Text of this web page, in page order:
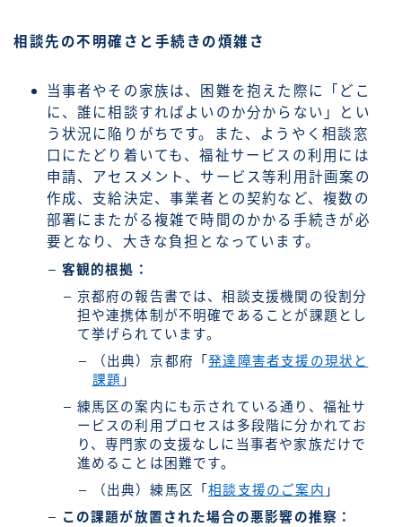
相談先の不明確さと手続きの煩雑さ
当事者やその家族は、困難を抱えた際に「どこ
に、誰に相談すればよいのか分からない」とい
う状況に陥りがちです。また、ようやく相談窓
口にたどり着いても、福祉サービスの利用には
申請、アセスメント、サービス等利用計画案の
作成、支給決定、事業者との契約など、複数の
部署にまたがる複雑で時間のかかる手続きが必
要となり、大きな負担となっています。
客観的根拠：
京都府の報告書では、相談支援機関の役割分
担や連携体制が不明確であることが課題とし
て挙げられています。
（出典）京都府「発達障害者支援の現状と
課題 」
練馬区の案内にも示されている通り、福祉サ
ービスの利用プロセスは多段階に分かれてお
り、専門家の支援なしに当事者や家族だけで
進めることは困難です。
（出典）練馬区「相談支援のご案内 」
この課題が放置された場合の悪影響の推察：